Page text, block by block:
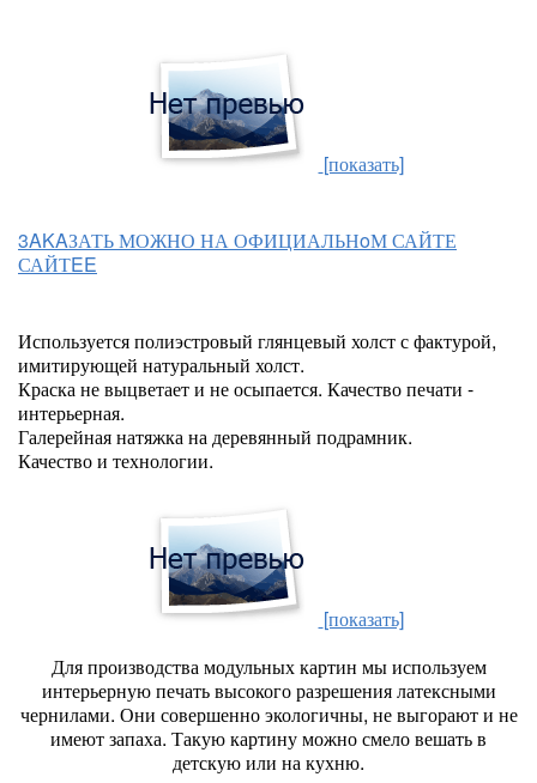
[показать]
3AKAЗАТЬ МОЖНО НА ОФИЦИАЛЬНoМ САЙТЕ
САЙТEE
Используется полиэстровый глянцевый холст с фактурой,
имитирующей натуральный холст.
Краска не выцветает и не осыпается. Качество печати -
интерьерная.
Галерейная натяжка на деревянный подрамник.
Качество и технологии.
[показать]
Для производства модульных картин мы используем
интерьерную печать высокого разрешения латексными
чернилами. Они совершенно экологичны, не выгорают и не
имеют запаха. Такую картину можно смело вешать в
детскую или на кухню.